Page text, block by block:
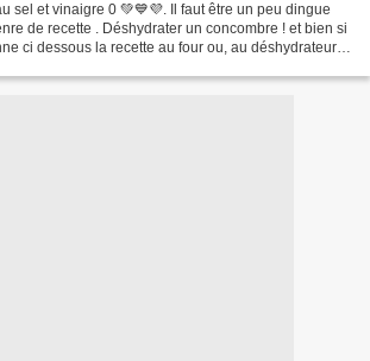
sel et vinaigre 0 💚💙💜. Il faut être un peu dingue
de recette . Déshydrater un concombre ! et bien si
ci dessous la recette au four ou, au déshydrateur.